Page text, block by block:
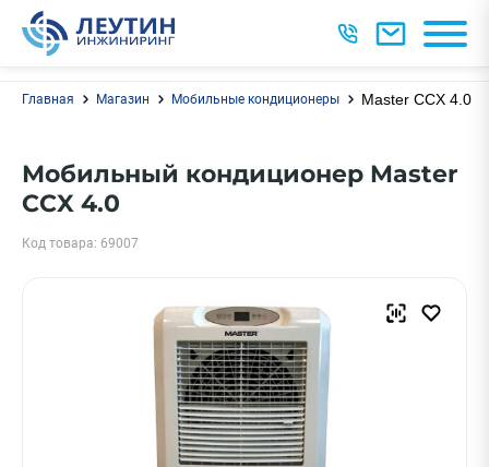
Главная Магазин Мобильные кондиционеры Master CCX 4.0
Мобильный кондиционер Master
CCX 4.0
Код товара: 69007